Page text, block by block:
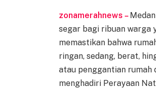
zonamerahnews –
segar bagi ribuan warga
memastikan bahwa
ringan, sedang, berat,
atau penggantian rumah
menghadiri Perayaan